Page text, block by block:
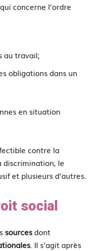
concerne l’ordre
au travail;
obligations dans un
en situation
contre la
discrimination, le
et plusieurs d’autres.
social
sourcesdont
. Il s’agit après